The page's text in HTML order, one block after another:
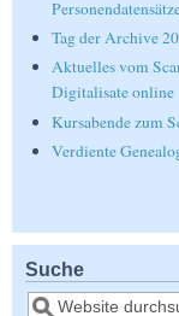
Tag der Archive
Aktuelles vom
Digitalisate online
Kursabende zum
Verdiente
Suche
Suche